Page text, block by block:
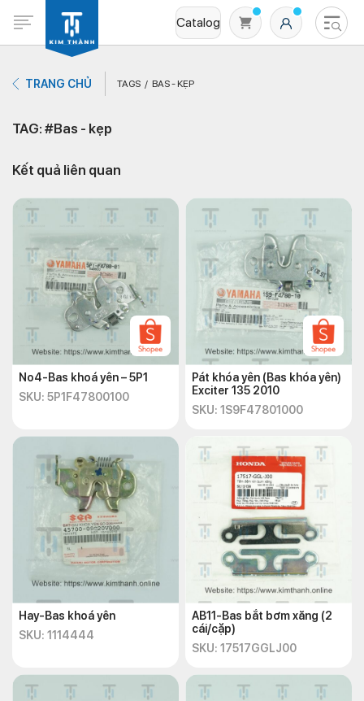
Catalog
Không có sản phẩm nào trong giỏ hàng
TRANG CHỦ TAGS BAS - KẸP
TAG: #Bas - kẹp
Kết quả liên quan
No4-Bas khoá yên – 5P1
SKU: 5P1F47800100
Pát khóa yên (Bas khóa yên)
Exciter 135 2010
SKU: 1S9F47801000
Hay-Bas khoá yên
SKU: 1114444
AB11-Bas bắt bơm xăng (2
cái/cặp)
SKU: 17517GGLJ00